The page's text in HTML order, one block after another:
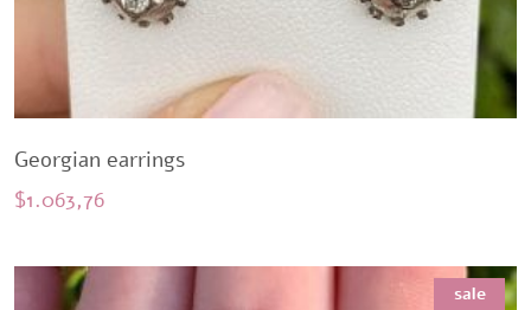
Georgian earrings
$1.063,76
sale